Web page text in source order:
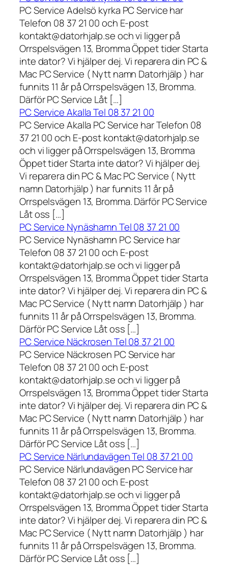
PC Service Adelsö kyrka PC Service har
Telefon 08 37 21 00 och E-post
kontakt@datorhjalp.se och vi ligger på
Orrspelsvägen 13, Bromma Öppet tider Starta
inte dator? Vi hjälper dej. Vi reparera din PC &
Mac PC Service ( Nytt namn Datorhjälp ) har
funnits 11 år på Orrspelsvägen 13, Bromma.
Därför PC Service Låt […]
PC Service Akalla Tel 08 37 21 00
PC Service Akalla PC Service har Telefon 08
37 21 00 och E-post kontakt@datorhjalp.se
och vi ligger på Orrspelsvägen 13, Bromma
Öppet tider Starta inte dator? Vi hjälper dej.
Vi reparera din PC & Mac PC Service ( Nytt
namn Datorhjälp ) har funnits 11 år på
Orrspelsvägen 13, Bromma. Därför PC Service
Låt oss […]
PC Service Nynäshamn Tel 08 37 21 00
PC Service Nynäshamn PC Service har
Telefon 08 37 21 00 och E-post
kontakt@datorhjalp.se och vi ligger på
Orrspelsvägen 13, Bromma Öppet tider Starta
inte dator? Vi hjälper dej. Vi reparera din PC &
Mac PC Service ( Nytt namn Datorhjälp ) har
funnits 11 år på Orrspelsvägen 13, Bromma.
Därför PC Service Låt oss […]
PC Service Näckrosen Tel 08 37 21 00
PC Service Näckrosen PC Service har
Telefon 08 37 21 00 och E-post
kontakt@datorhjalp.se och vi ligger på
Orrspelsvägen 13, Bromma Öppet tider Starta
inte dator? Vi hjälper dej. Vi reparera din PC &
Mac PC Service ( Nytt namn Datorhjälp ) har
funnits 11 år på Orrspelsvägen 13, Bromma.
Därför PC Service Låt oss […]
PC Service Närlundavägen Tel 08 37 21 00
PC Service Närlundavägen PC Service har
Telefon 08 37 21 00 och E-post
kontakt@datorhjalp.se och vi ligger på
Orrspelsvägen 13, Bromma Öppet tider Starta
inte dator? Vi hjälper dej. Vi reparera din PC &
Mac PC Service ( Nytt namn Datorhjälp ) har
funnits 11 år på Orrspelsvägen 13, Bromma.
Därför PC Service Låt oss […]